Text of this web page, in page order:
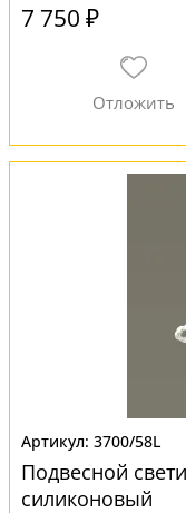
7 750 ₽
3700/58L
Подвесной
силиконовый